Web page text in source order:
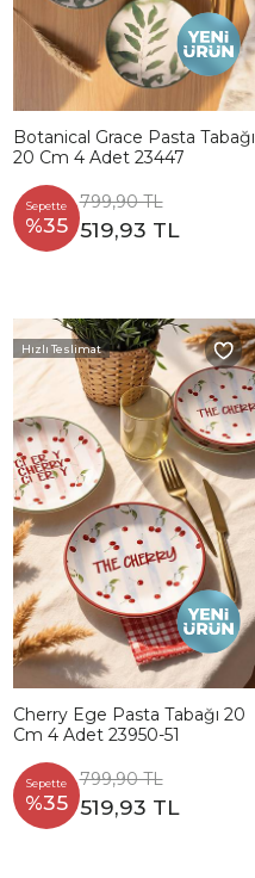
Botanical Grace Pasta Tabağı
20 Cm 4 Adet 23447
Sepette
%35
799,90 TL
519,93 TL
Hızlı Teslimat
Cherry Ege Pasta Tabağı 20
Cm 4 Adet 23950-51
Sepette
%35
799,90 TL
519,93 TL